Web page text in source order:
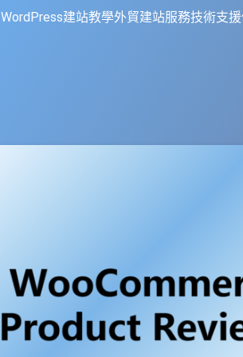
WordPress建站教學外貿建站服務技術支援